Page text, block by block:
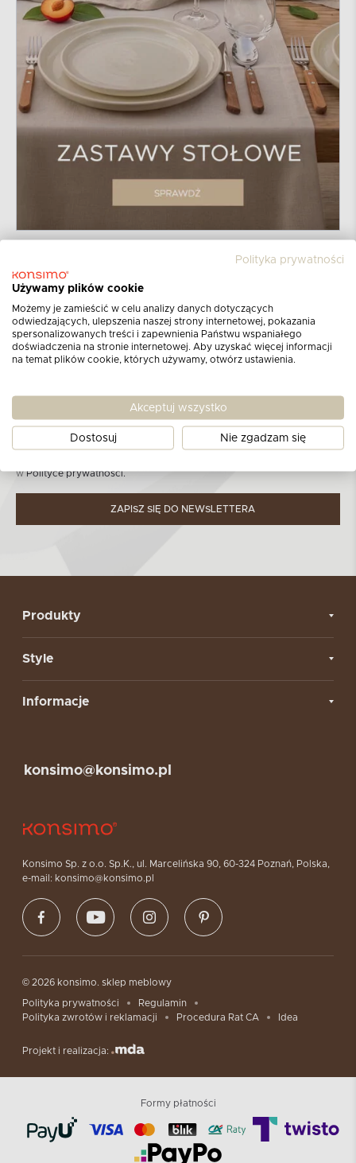
Otrzymuj informacje o najnowszychproduktach,
promocjach i katalogach!
wPolityce prywatności.
ZAPISZ SIĘ DO NEWSLETTERA
Produkty
Style
Informacje
Konsimo Sp. z o.o. Sp.K., ul. Marcelińska 90, 60-324 Poznań, Polska,
e-mail: konsimo@konsimo.pl
konsimo@konsimo.pl
© 2026 konsimo. sklep meblowy
Polityka prywatności
Regulamin
Polityka zwrotów i reklamacji
Procedura Rat CA Idea
Projekt i realizacja:
Formy płatności
Polityka prywatności
Używamy plików cookie
Możemy je zamieścić w celu analizy danych dotyczących
odwiedzających, ulepszenia naszej strony internetowej, pokazania
spersonalizowanych treści i zapewnienia Państwu wspaniałego
doświadczenia na stronie internetowej. Aby uzyskać więcej informacji
na temat plików cookie, których używamy, otwórz ustawienia.
Akceptuj wszystko
Dostosuj Nie zgadzam się